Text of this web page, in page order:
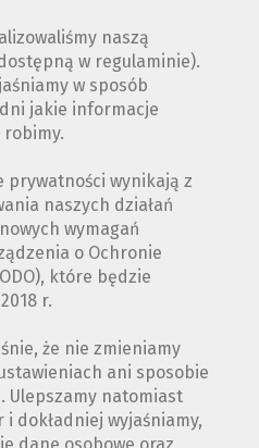
naszą
w regulaminie).
w sposób
jakie informacje
prywatności wynikają z
naszych działań
wymagań
o Ochronie
które będzie
r.
że nie zmieniamy
ani sposobie
Ulepszamy natomiast
dokładniej wyjaśniamy,